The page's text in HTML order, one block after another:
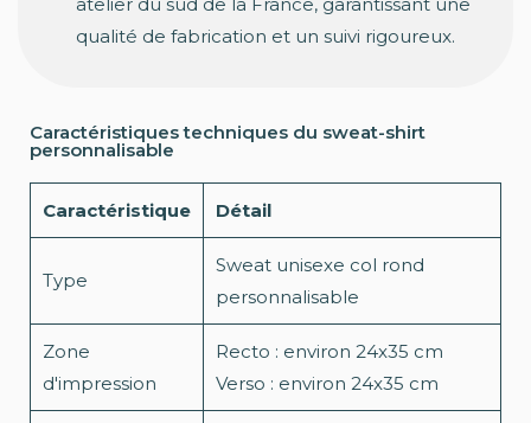
atelier du sud de la France, garantissant une
qualité de fabrication et un suivi rigoureux.
Caractéristiques techniques du sweat-shirt
personnalisable
Caractéristique Détail
Type
Sweat unisexe col rond
personnalisable
Zone
d'impression
Recto : environ 24x35 cm
Verso : environ 24x35 cm